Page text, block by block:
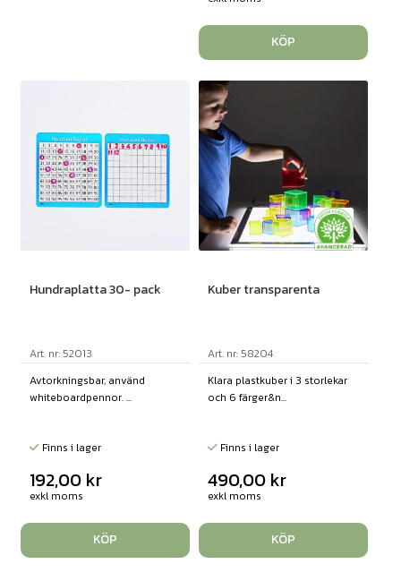
KÖP
Hundraplatta 30- pack
Art. nr: 52013
Avtorkningsbar, använd
whiteboardpennor. ...
Finns i lager
192,00 kr
exkl moms
KÖP
Kuber transparenta
Art. nr: 58204
Klara plastkuber i 3 storlekar
och 6 färger&n...
Finns i lager
490,00 kr
exkl moms
KÖP